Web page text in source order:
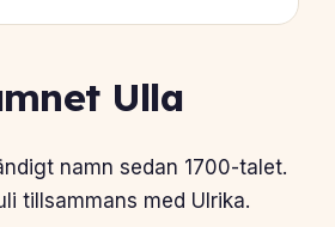
Ulla
namn sedan 1700-talet.
tillsammans med Ulrika.